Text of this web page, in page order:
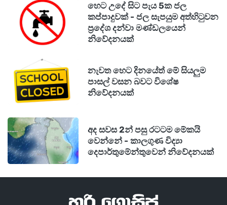
හෙට උදේ සිට පැය 5ක ජල
කප්පාදුවක් - ජල සැපයුම අත්හිටුවන
ප්‍රදේශ දන්වා මණ්ඩලයෙන්
නිවේදනයක්
නැවත හෙට දිනයේත් මේ සියලුම
පාසල් වසන බවට විශේෂ
නිවේදනයක්
අද සවස 2න් පසු රටටම මේකයි
වෙන්නේ - කාලගුණ විද්‍යා
දෙපාර්තුමේන්තුවෙන් නිවේදනයක්